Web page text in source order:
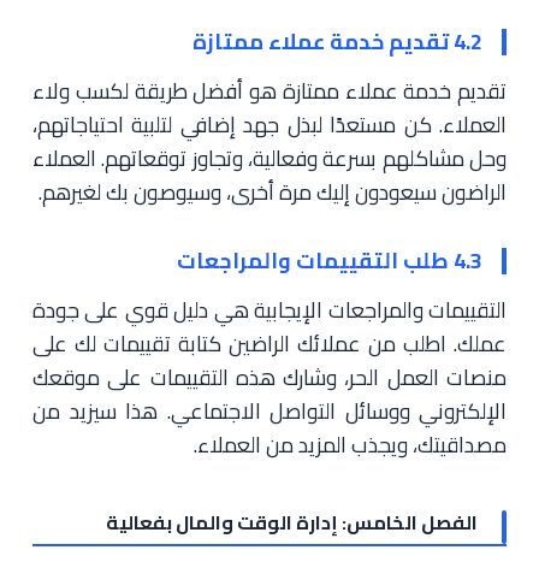
4.2 تقديم خدمة عملاء ممتازة
تقديم خدمة عملاء ممتازة هو أفضل طريقة لكسب ولاء
العملاء. كن مستعدًا لبذل جهد إضافي لتلبية احتياجاتهم،
وحل مشاكلهم بسرعة وفعالية، وتجاوز توقعاتهم. العملاء
الراضون سيعودون إليك مرة أخرى، وسيوصون بك لغيرهم.
4.3 طلب التقييمات والمراجعات
التقييمات والمراجعات الإيجابية هي دليل قوي على جودة
عملك. اطلب من عملائك الراضين كتابة تقييمات لك على
منصات العمل الحر، وشارك هذه التقييمات على موقعك
الإلكتروني ووسائل التواصل الاجتماعي. هذا سيزيد من
مصداقيتك، ويجذب المزيد من العملاء.
الفصل الخامس: إدارة الوقت والمال بفعالية